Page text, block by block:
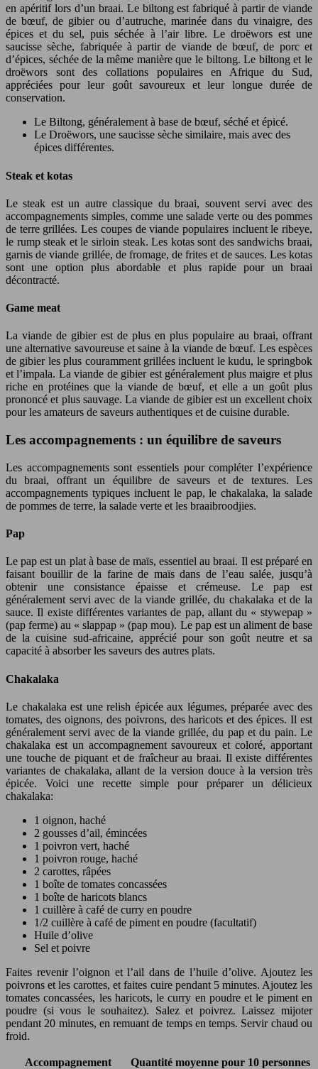
en apéritif lors d’un braai. Le biltong est fabriqué à partir de viande
de bœuf, de gibier ou d’autruche, marinée dans du vinaigre, des
épices et du sel, puis séchée à l’air libre. Le droëwors est une
saucisse sèche, fabriquée à partir de viande de bœuf, de porc et
d’épices, séchée de la même manière que le biltong. Le biltong et le
droëwors sont des collations populaires en Afrique du Sud,
appréciées pour leur goût savoureux et leur longue durée de
conservation.
Le Biltong, généralement à base de bœuf, séché et épicé.
Le Droëwors, une saucisse sèche similaire, mais avec des
épices différentes.
Steak et kotas
Le steak est un autre classique du braai, souvent servi avec des
accompagnements simples, comme une salade verte ou des pommes
de terre grillées. Les coupes de viande populaires incluent le ribeye,
le rump steak et le sirloin steak. Les kotas sont des sandwichs braai,
garnis de viande grillée, de fromage, de frites et de sauces. Les kotas
sont une option plus abordable et plus rapide pour un braai
décontracté.
Game meat
La viande de gibier est de plus en plus populaire au braai, offrant
une alternative savoureuse et saine à la viande de bœuf. Les espèces
de gibier les plus couramment grillées incluent le kudu, le springbok
et l’impala. La viande de gibier est généralement plus maigre et plus
riche en protéines que la viande de bœuf, et elle a un goût plus
prononcé et plus sauvage. La viande de gibier est un excellent choix
pour les amateurs de saveurs authentiques et de cuisine durable.
Les accompagnements : un équilibre de saveurs
Les accompagnements sont essentiels pour compléter l’expérience
du braai, offrant un équilibre de saveurs et de textures. Les
accompagnements typiques incluent le pap, le chakalaka, la salade
de pommes de terre, la salade verte et les braaibroodjies.
Pap
Le pap est un plat à base de maïs, essentiel au braai. Il est préparé en
faisant bouillir de la farine de maïs dans de l’eau salée, jusqu’à
obtenir une consistance épaisse et crémeuse. Le pap est
généralement servi avec de la viande grillée, du chakalaka et de la
sauce. Il existe différentes variantes de pap, allant du « stywepap »
(pap ferme) au « slappap » (pap mou). Le pap est un aliment de base
de la cuisine sud-africaine, apprécié pour son goût neutre et sa
capacité à absorber les saveurs des autres plats.
Chakalaka
Le chakalaka est une relish épicée aux légumes, préparée avec des
tomates, des oignons, des poivrons, des haricots et des épices. Il est
généralement servi avec de la viande grillée, du pap et du pain. Le
chakalaka est un accompagnement savoureux et coloré, apportant
une touche de piquant et de fraîcheur au braai. Il existe différentes
variantes de chakalaka, allant de la version douce à la version très
épicée. Voici une recette simple pour préparer un délicieux
chakalaka:
1 oignon, haché
2 gousses d’ail, émincées
1 poivron vert, haché
1 poivron rouge, haché
2 carottes, râpées
1 boîte de tomates concassées
1 boîte de haricots blancs
1 cuillère à café de curry en poudre
1/2 cuillère à café de piment en poudre (facultatif)
Huile d’olive
Sel et poivre
Faites revenir l’oignon et l’ail dans de l’huile d’olive. Ajoutez les
poivrons et les carottes, et faites cuire pendant 5 minutes. Ajoutez les
tomates concassées, les haricots, le curry en poudre et le piment en
poudre (si vous le souhaitez). Salez et poivrez. Laissez mijoter
pendant 20 minutes, en remuant de temps en temps. Servir chaud ou
froid.
Accompagnement Quantité moyenne pour 10 personnes